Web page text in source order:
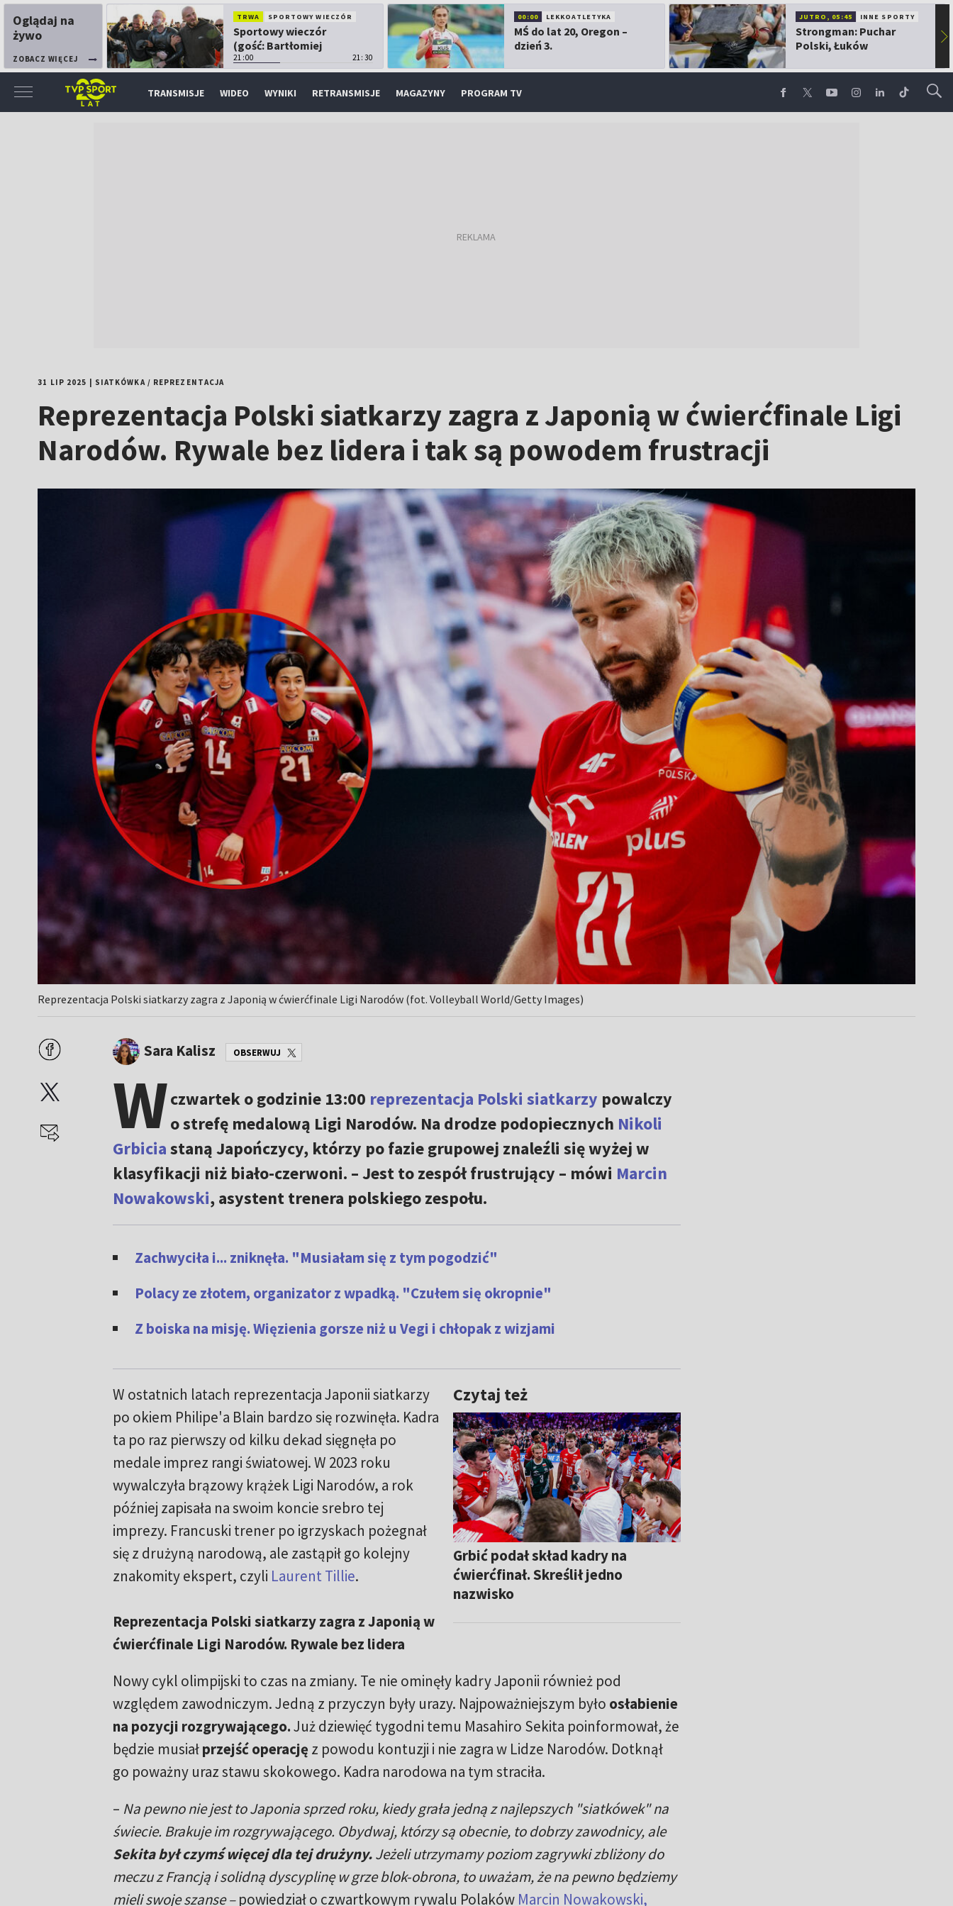
Oglądaj na
żywo
ZOBACZ WIĘCEJ
TRWA SPORTOWY WIECZÓR
Sportowy wieczór
(gość: Bartłomiej
Kubkowski)
21:00 21:30
00:00 LEKKOATLETYKA
MŚ do lat 20, Oregon –
dzień 3.
JUTRO, 05:45 INNE SPORTY
Strongman: Puchar
Polski, Łuków
▶
TRANSMISJE WIDEO WYNIKI RETRANSMISJE MAGAZYNY PROGRAM TV
31 LIP 2025 SIATKÓWKA/ REPREZENTACJA
Reprezentacja Polski siatkarzy zagra z Japonią w ćwierćfinale Ligi
Narodów. Rywale bez lidera i tak są powodem frustracji
Reprezentacja Polski siatkarzy zagra z Japonią w ćwierćfinale Ligi Narodów (fot. Volleyball World/Getty Images)
Sara Kalisz OBSERWUJ
Wczwartek o godzinie 13:00 reprezentacja Polski siatkarzy powalczy
o strefę medalową Ligi Narodów. Na drodze podopiecznych Nikoli
Grbiciastaną Japończycy, którzy po fazie grupowej znaleźli się wyżej w
klasyfikacji niż biało-czerwoni. – Jest to zespół frustrujący – mówi Marcin
Nowakowski, asystent trenera polskiego zespołu.
Zachwyciła i... zniknęła. "Musiałam się z tym pogodzić"
Polacy ze złotem, organizator z wpadką. "Czułem się okropnie"
Z boiska na misję. Więzienia gorsze niż u Vegi i chłopak z wizjami
Czytaj też
Grbić podał skład kadry na
ćwierćfinał. Skreślił jedno
nazwisko
W ostatnich latach reprezentacja Japonii siatkarzy
po okiem Philipe'a Blain bardzo się rozwinęła. Kadra
ta po raz pierwszy od kilku dekad sięgnęła po
medale imprez rangi światowej. W 2023 roku
wywalczyła brązowy krążek Ligi Narodów, a rok
później zapisała na swoim koncie srebro tej
imprezy. Francuski trener po igrzyskach pożegnał
się z drużyną narodową, ale zastąpił go kolejny
znakomity ekspert, czyli Laurent Tillie.
Reprezentacja Polski siatkarzy zagra z Japonią w
ćwierćfinale Ligi Narodów. Rywale bez lidera
Nowy cykl olimpijski to czas na zmiany. Te nie ominęły kadry Japonii również pod
względem zawodniczym. Jedną z przyczyn były urazy. Najpoważniejszym było osłabienie
na pozycji rozgrywającego.Już dziewięć tygodni temu Masahiro Sekita poinformował, że
będzie musiałprzejść operację z powodu kontuzji i nie zagra w Lidze Narodów. Dotknął
go poważny uraz stawu skokowego. Kadra narodowa na tym straciła.
– Na pewno nie jest to Japonia sprzed roku, kiedy grała jedną z najlepszych "siatkówek" na
świecie. Brakuje im rozgrywającego. Obydwaj, którzy są obecnie, to dobrzy zawodnicy, ale
Sekita był czymś więcej dla tej drużyny.Jeżeli utrzymamy poziom zagrywki zbliżony do
meczu z Francją i solidną dyscyplinę w grze blok-obrona, to uważam, że na pewno będziemy
mieli swoje szanse –powiedział o czwartkowym rywalu Polaków Marcin Nowakowski,